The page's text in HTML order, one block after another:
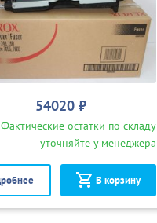
54020 ₽
остатки по складу
уточняйте у менеджера
В корзину